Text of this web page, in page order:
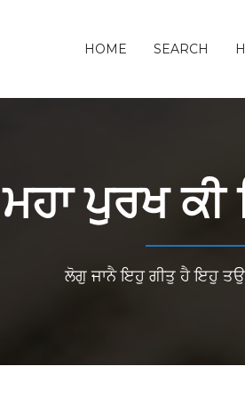
HOME SEARCH
ਪੁਰਖ ਕੀ
ਲੋਗੁ ਜਾਨੈ ਇਹੁ ਗੀਤੁ ਹੈ ਇਹੁ ਤਉ